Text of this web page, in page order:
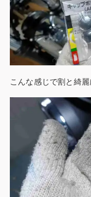
こんな感じで割と綺